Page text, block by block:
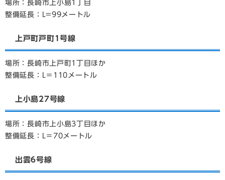
場所：長崎市上小島1丁目
整備延長：L=99メートル
上戸町戸町1号線
場所：長崎市上戸町1丁目ほか
整備延長：L＝110メートル
上小島27号線
場所：長崎市上小島3丁目ほか
整備延長：L＝70メートル
出雲6号線